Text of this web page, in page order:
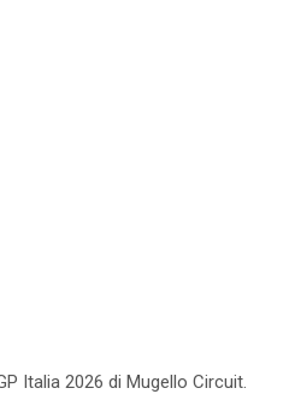
Italia 2026 di Mugello Circuit.